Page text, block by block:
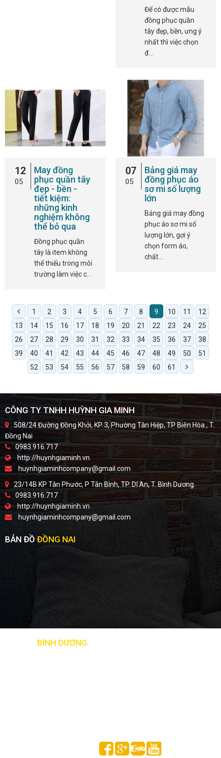
Để có được mẫu
đồng phục quần
tây đẹp, bền, ưng ý
nhất thì việc chọn
đ…
12
05
May đồng
phục quần tây
đẹp - bền -
tiết kiệm:
những kinh
nghiệm không
thể bỏ qua
Đồng phục quần
tây là item không
thể thiếu trong môi
trường làm việc c…
07
05
Bảng giá may
đồng phục áo
sơ mi số lượng
lớn
Bảng giá may đồng
phục áo sơ mi số
lượng lớn, gợi ý
chọn form áo,
chất…
1 2 3 4 5 6 7 8 9 10 11
12
13
14 15 16 17 18 19 20 21 22 23 24
25
26
27 28 29 30 31 32 33 34 35 36 37
38
39
40 41 42 43 44 45 46 47 48 49 50
51
52
53 54 55 56 57 58 59 60 61
CÔNG TY TNHH HUỲNH GIA MINH
508/24 Đường Đồng Khởi, KP 3, Phường Tân Hiệp, TP Biên Hòa , T.
Đồng Nai
0983.916.717
http://huynhgiaminh.vn
huynhgiaminhcompany@gmail.com
23/14B KP Tân Phước, P Tân Bình, TP. Dĩ An, T. Bình Dương.
0983.916.717
http://huynhgiaminh.vn
huynhgiaminhcompany@gmail.com
BẢN ĐỒĐỒNG NAI
BÌNH DƯƠNG